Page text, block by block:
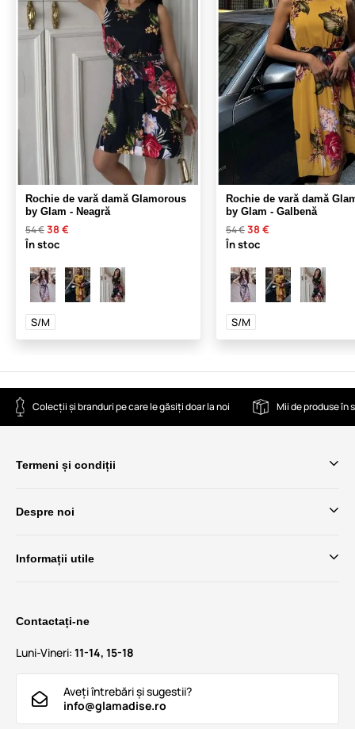
Rochie de vară damă Glamorous
by Glam - Neagră
54 €38 €
În stoc
S/M
Rochie de vară damă
by Glam - Galbenă
54 €38 €
În stoc
S/M
Colecții și branduri pe care le găsiți doar la noi Mii de produse în
Termeni și condiții
Despre noi
Informații utile
Contactați-ne
Luni-Vineri: 11-14, 15-18
Aveți întrebări și sugestii?
info@glamadise.ro